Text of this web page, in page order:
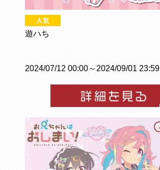
遊ハち
2024/07/12 00:00～2024/09/01 23:59